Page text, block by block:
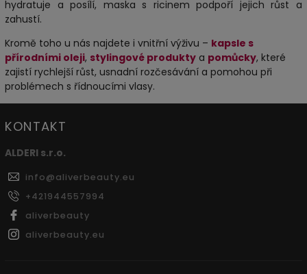
hydratuje a posílí, maska s ricinem podpoří jejich růst a
zahustí.
Kromě toho u nás najdete i vnitřní výživu – kapsle s
přírodními oleji, stylingové produkty a pomůcky, které
zajistí rychlejší růst, usnadní rozčesávání a pomohou při
problémech s řídnoucími vlasy.
KONTAKT
ALDERI s.r.o.
info@aliverbeauty.eu
+421944557994
aliverbeauty
aliverbeauty.eu